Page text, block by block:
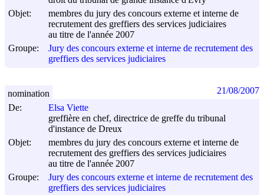
Objet:
membres du jury des concours externe et interne de
recrutement des greffiers des services judiciaires
au titre de l'année 2007
Groupe:
Jury des concours externe et interne de recrutement des
greffiers des services judiciaires
De:
Elsa Viette
greffière en chef, directrice de greffe du tribunal
d'instance de Dreux
Objet:
membres du jury des concours externe et interne de
recrutement des greffiers des services judiciaires
au titre de l'année 2007
Groupe:
Jury des concours externe et interne de recrutement des
greffiers des services judiciaires
nomination 21/08/2007